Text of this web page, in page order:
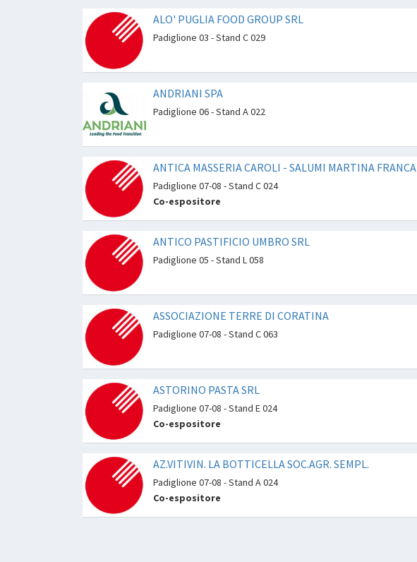
ALO' PUGLIA FOOD GROUP SRL
Padiglione 03 - Stand C 029
ANDRIANI SPA
Padiglione 06 - Stand A 022
ANTICA MASSERIA CAROLI - SALUMI MARTINA FRANCA
Padiglione 07-08 - Stand C 024
Co-espositore
ANTICO PASTIFICIO UMBRO SRL
Padiglione 05 - Stand L 058
ASSOCIAZIONE TERRE DI CORATINA
Padiglione 07-08 - Stand C 063
ASTORINO PASTA SRL
Padiglione 07-08 - Stand E 024
Co-espositore
AZ.VITIVIN. LA BOTTICELLA SOC.AGR. SEMPL.
Padiglione 07-08 - Stand A 024
Co-espositore